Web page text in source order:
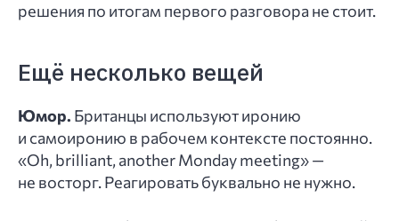
решения по итогам первого разговора не стоит.
Ещё несколько вещей
Юмор. Британцы используют иронию
и самоиронию в рабочем контексте постоянно.
«Oh, brilliant, another Monday meeting» —
не восторг. Реагировать буквально не нужно.